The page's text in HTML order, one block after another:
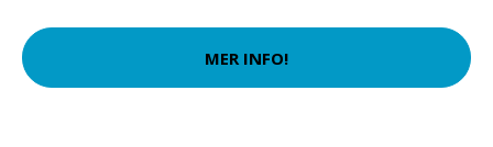
MER INFO!